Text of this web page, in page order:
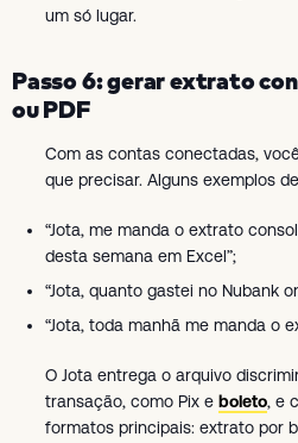
um só lugar.
Passo 6: gerar extrato
ou PDF
Com as contas conectadas,
que precisar. Alguns exemplos
“Jota, me manda o extrato
desta semana em Excel”;
“Jota, quanto gastei no Nubank
“Jota, toda manhã me manda o
O Jota entrega o arquivo
transação, como Pix e boleto, e
formatos principais: extrato por